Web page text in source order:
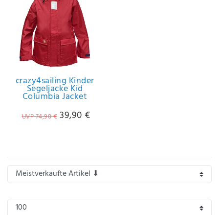
IHRE E-MAIL ADRESSE
ANMERKUNGEN UND FILTERWÜNSCHE
Hiermit
erklärung
crazy4sailing Kinder
Segeljacke Kid
Columbia Jacket
UVP 74,90 € 39,90 €